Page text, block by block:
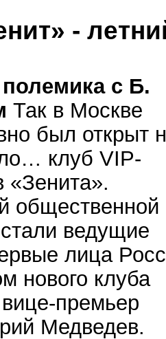
-
с Б.
Так в Москве
был открыт
клуб VIP-
«Зенита».
общественной
ведущие
лица
нового клуба
премьер
Медведев.